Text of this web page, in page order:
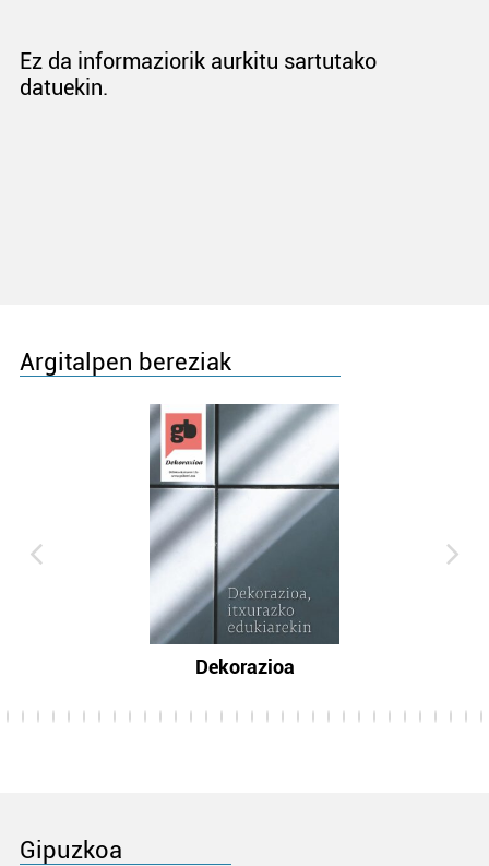
Ez da informaziorik aurkitu sartutako
datuekin.
Argitalpen bereziak
Dekorazioa
Gipuzkoa